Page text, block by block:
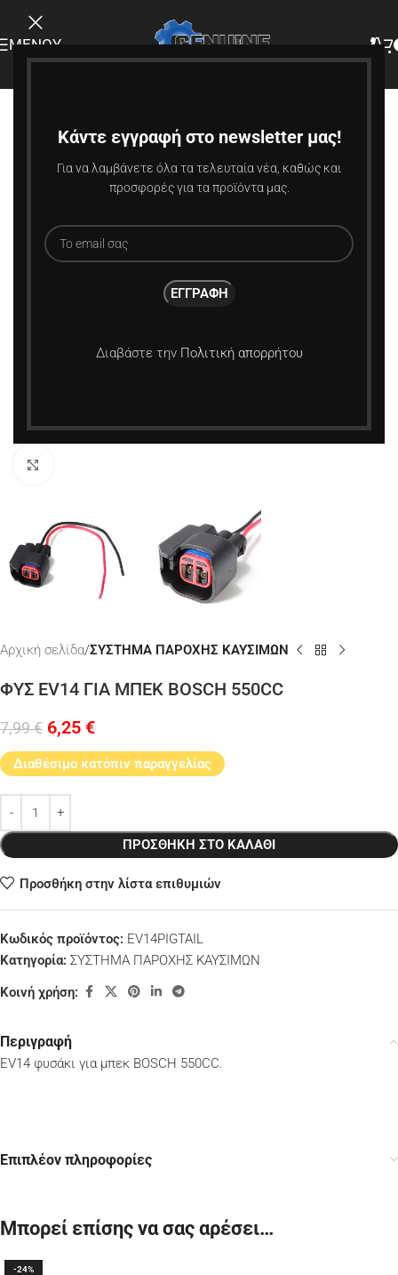
Κάντε εγγραφή στο newsletter μας!
Για να λαμβάνετε όλα τα τελευταία νέα, καθώς και
προσφορές για τα προϊόντα μας.
Διαβάστε την Πολιτική απορρήτου
ΜΕΝΟΎ
Αρχική σελίδα ΣΥΣΤΗΜΑ ΠΑΡΟΧΗΣ ΚΑΥΣΙΜΩΝ
ΦΥΣ EV14 ΓΙΑ ΜΠΕΚ BOSCH 550CC
7,99€ 6,25 €
Διαθέσιμο κατόπιν παραγγελίας
ΠΡΟΣΘΉΚΗ ΣΤΟ ΚΑΛΆΘΙ
Προσθήκη στην λίστα επιθυμιών
Κωδικός προϊόντος: EV14PIGTAIL
Κατηγορία: ΣΥΣΤΗΜΑ ΠΑΡΟΧΗΣ ΚΑΥΣΙΜΩΝ
Κοινή χρήση:
Περιγραφή
EV14 φυσάκι για μπεκ BOSCH 550CC.
Επιπλέον πληροφορίες
Μπορεί επίσης να σας αρέσει…
-24%